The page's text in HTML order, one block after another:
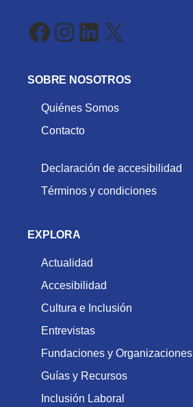
Facebook
Instagram
LinkedIn
X
SOBRE NOSOTROS
Quiénes Somos
Contacto
Declaración de accesibilidad
Términos y condiciones
EXPLORA
Actualidad
Accesibilidad
Cultura e Inclusión
Entrevistas
Fundaciones y Organizaciones
Guías y Recursos
Inclusión Laboral